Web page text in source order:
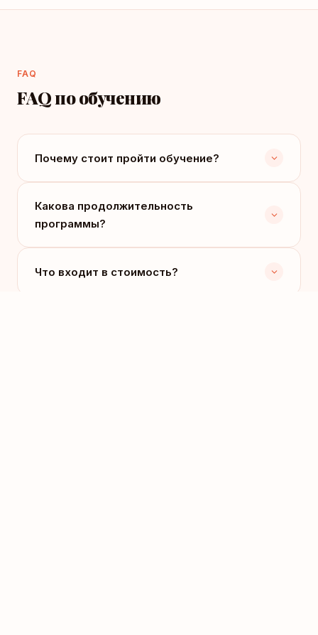
FAQ
FAQ по обучению
Почему стоит пройти обучение?
Какова продолжительность
программы?
Что входит в стоимость?